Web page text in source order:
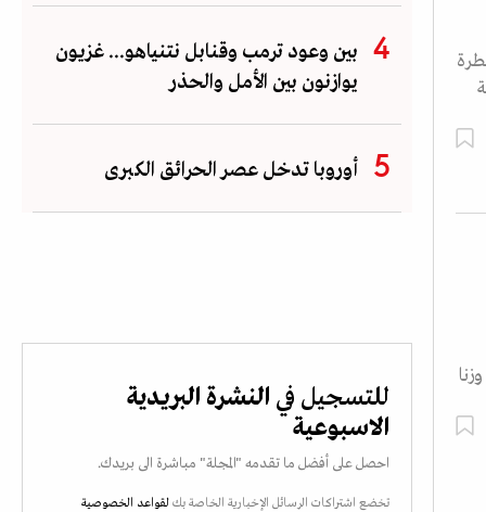
بين وعود ترمب وقنابل نتنياهو... غزيون
يوازنون بين الأمل والحذر
أوروبا تدخل عصر الحرائق الكبرى
للتسجيل في النشرة البريدية
الاسبوعية
احصل على أفضل ما تقدمه "المجلة" مباشرة الى بريدك.
تخضع اشتراكات الرسائل الإخبارية الخاصة بك لقواعد الخصوصية